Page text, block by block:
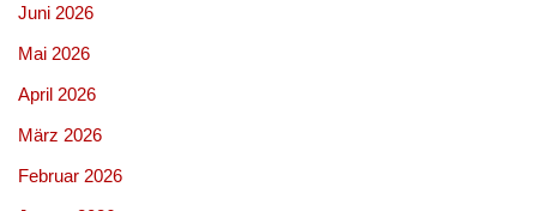
Juni 2026
Mai 2026
April 2026
März 2026
Februar 2026